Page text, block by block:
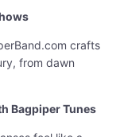
crafts
from dawn
Bagpiper Tunes